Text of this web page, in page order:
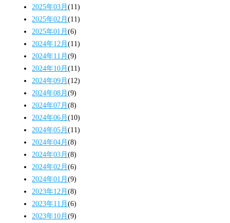
2025年03月(11)
2025年02月(11)
2025年01月(6)
2024年12月(11)
2024年11月(9)
2024年10月(11)
2024年09月(12)
2024年08月(9)
2024年07月(8)
2024年06月(10)
2024年05月(11)
2024年04月(8)
2024年03月(8)
2024年02月(6)
2024年01月(9)
2023年12月(8)
2023年11月(6)
2023年10月(9)